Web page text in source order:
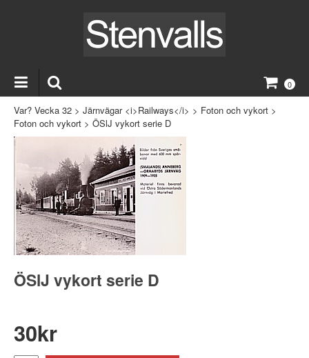
0
Var? Vecka 32 > Järnvägar <i>Railways</i> > Foton och vykort >
Foton och vykort > ÖSlJ vykort serie D
ÖSlJ vykort serie D
30kr